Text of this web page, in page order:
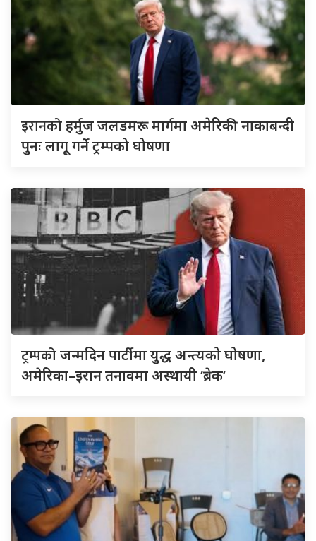
इरानकोहर्मुज जलडमरू मार्गमा अमेरिकी नाकाबन्दी
पुनः लागू गर्ने ट्रम्पको घोषणा
ट्रम्पकोजन्मदिन पार्टीमा युद्ध अन्त्यको घोषणा,
अमेरिका–इरान तनावमा अस्थायी ‘ब्रेक’